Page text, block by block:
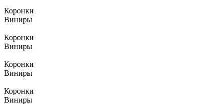
Коронки
Виниры
Коронки
Виниры
Коронки
Виниры
Коронки
Виниры